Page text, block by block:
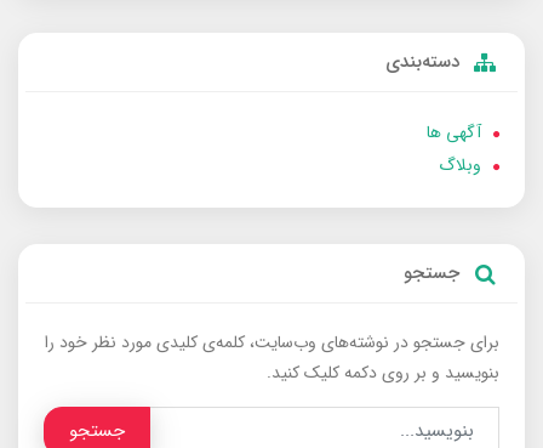
دسته‌بندی
آگهی ها
وبلاگ
جستجو
برای جستجو در نوشته‌های وب‌سایت، کلمه‌ی کلیدی مورد نظر خود را
بنویسید و بر روی دکمه کلیک کنید.
جستجو